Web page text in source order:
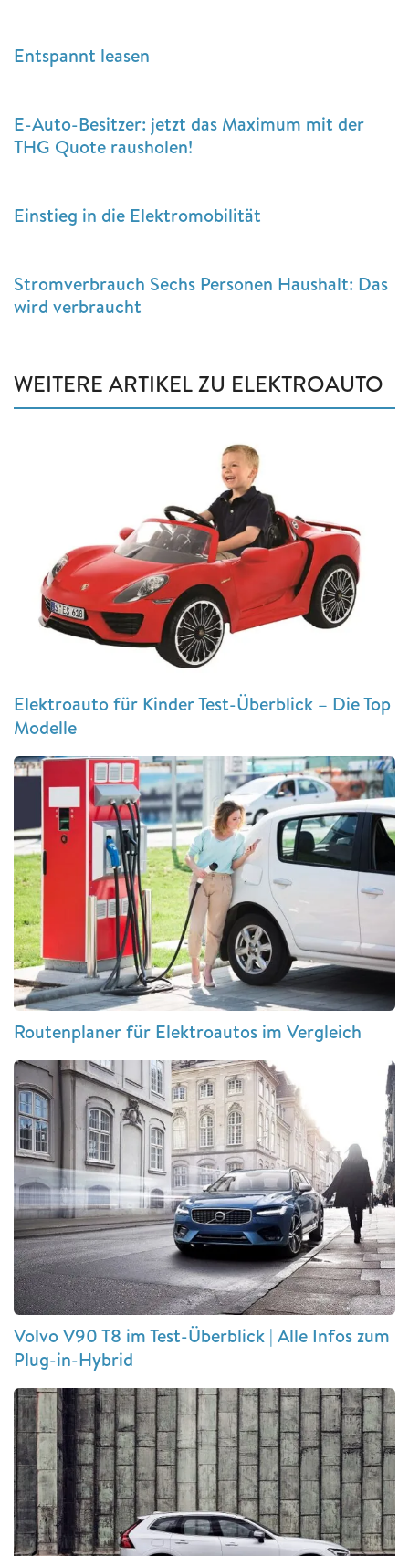
Entspannt leasen
E-Auto-Besitzer: jetzt das Maximum mit der
THG Quote rausholen!
Einstieg in die Elektromobilität
Stromverbrauch Sechs Personen Haushalt: Das
wird verbraucht
WEITERE ARTIKEL ZU ELEKTROAUTO
Elektroauto für Kinder Test-Überblick – Die Top
Modelle
Routenplaner für Elektroautos im Vergleich
Volvo V90 T8 im Test-Überblick | Alle Infos zum
Plug-in-Hybrid